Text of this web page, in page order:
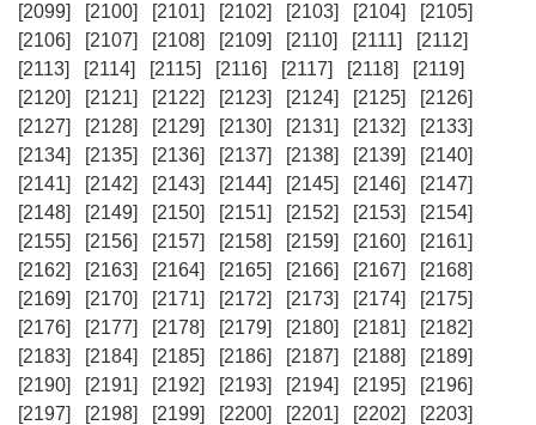
[2099]
[2100] [2101] [2102] [2103] [2104]
[2105]
[2106]
[2107] [2108] [2109] [2110] [2111]
[2112]
[2113]
[2114] [2115] [2116] [2117] [2118]
[2119]
[2120]
[2121] [2122] [2123] [2124] [2125]
[2126]
[2127]
[2128] [2129] [2130] [2131] [2132]
[2133]
[2134]
[2135] [2136] [2137] [2138] [2139]
[2140]
[2141]
[2142] [2143] [2144] [2145] [2146]
[2147]
[2148]
[2149] [2150] [2151] [2152] [2153]
[2154]
[2155]
[2156] [2157] [2158] [2159] [2160]
[2161]
[2162]
[2163] [2164] [2165] [2166] [2167]
[2168]
[2169]
[2170] [2171] [2172] [2173] [2174]
[2175]
[2176]
[2177] [2178] [2179] [2180] [2181]
[2182]
[2183]
[2184] [2185] [2186] [2187] [2188]
[2189]
[2190]
[2191] [2192] [2193] [2194] [2195]
[2196]
[2197]
[2198] [2199] [2200] [2201] [2202]
[2203]